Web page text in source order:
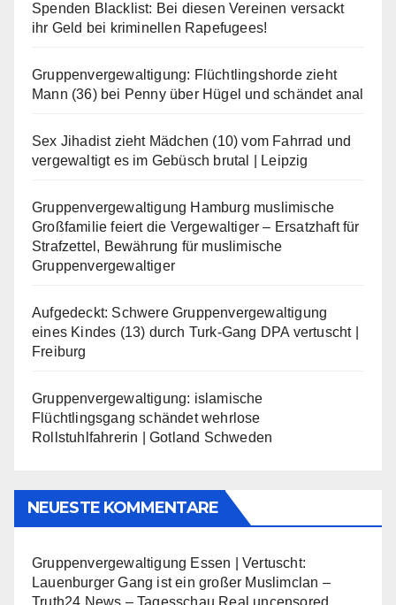
Spenden Blacklist: Bei diesen Vereinen versackt
ihr Geld bei kriminellen Rapefugees!
Gruppenvergewaltigung: Flüchtlingshorde zieht
Mann (36) bei Penny über Hügel und schändet anal
Sex Jihadist zieht Mädchen (10) vom Fahrrad und
vergewaltigt es im Gebüsch brutal | Leipzig
Gruppenvergewaltigung Hamburg muslimische
Großfamilie feiert die Vergewaltiger – Ersatzhaft für
Strafzettel, Bewährung für muslimische
Gruppenvergewaltiger
Aufgedeckt: Schwere Gruppenvergewaltigung
eines Kindes (13) durch Turk-Gang DPA vertuscht |
Freiburg
Gruppenvergewaltigung: islamische
Flüchtlingsgang schändet wehrlose
Rollstuhlfahrerin | Gotland Schweden
NEUESTE KOMMENTARE
Gruppenvergewaltigung Essen | Vertuscht:
Lauenburger Gang ist ein großer Muslimclan –
Truth24 News – Tagesschau Real uncensored